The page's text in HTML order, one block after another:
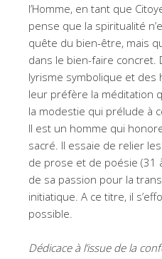
l’Homme, en tant que
pense que la spiritualité
quête du bien-être, mais
dans le bien-faire concret.
lyrisme symbolique et des
leur préfère la méditation
la modestie qui prélude à
Il est un homme qui
sacré. Il essaie de relier
de prose et de poésie (31
de sa passion pour la
initiatique. A ce titre, il
possible.
Dédicace à l’issue de la